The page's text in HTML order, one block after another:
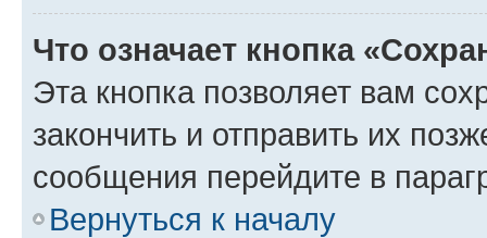
Что означает кнопка
Эта кнопка позволяет вам
закончить и отправить их
сообщения перейдите в
Вернуться к началу